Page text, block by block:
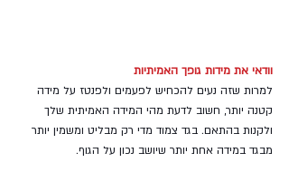
וודאי את מידות גופך האמיתיות
למרות שזה נעים להכחיש לפעמים ולפנטז על מידה
קטנה יותר, חשוב לדעת מהי המידה האמיתית שלך
ולקנות בהתאם. בגד צמוד מדי רק מבליט ומשמין יותר
מבגד במידה אחת יותר שיושב נכון על הגוף.